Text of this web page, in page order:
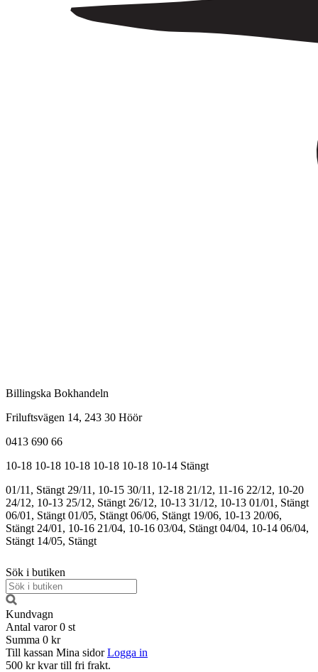
Billingska Bokhandeln
Friluftsvägen 14, 243 30 Höör
0413 690 66
10-18 10-18 10-18 10-18 10-18 10-14 Stängt
01/11, Stängt 29/11, 10-15 30/11, 12-18 21/12, 11-16 22/12, 10-20
24/12, 10-13 25/12, Stängt 26/12, 10-13 31/12, 10-13 01/01, Stängt
06/01, Stängt 01/05, Stängt 06/06, Stängt 19/06, 10-13 20/06,
Stängt 24/01, 10-16 21/04, 10-16 03/04, Stängt 04/04, 10-14 06/04,
Stängt 14/05, Stängt
Sök i butiken
Kundvagn
Antal varor 0 st
Summa 0 kr
Till kassan Mina sidor Logga in
500 kr kvar till fri frakt.